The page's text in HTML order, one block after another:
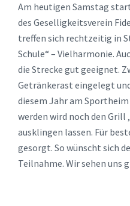
Am heutigen Samstag
des Geselligkeitsverein
treffen sich rechtzeitig in
Schule“ – Vielharmonie.
die Strecke gut geeignet.
Getränkerast eingelegt
diesem Jahr am
werden wird noch den Grill
ausklingen lassen. Für
gesorgt. So wünscht sich
Teilnahme. Wir sehen uns